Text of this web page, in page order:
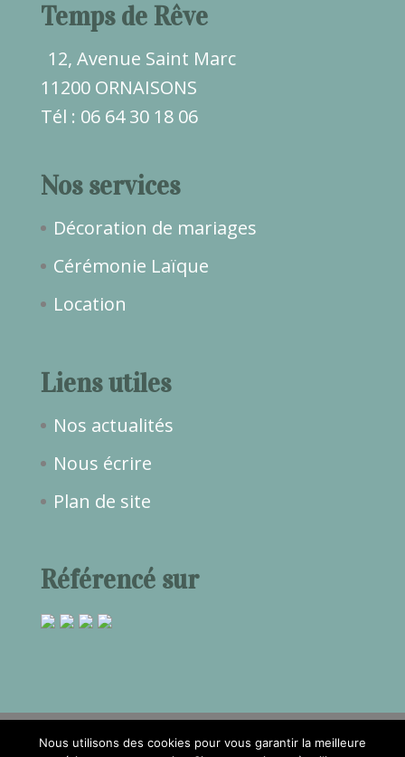
Temps de Rêve
12, Avenue Saint Marc
11200 ORNAISONS
Tél : 06 64 30 18 06
Nos services
Décoration de mariages
Cérémonie Laïque
Location
Liens utiles
Nos actualités
Nous écrire
Plan de site
Référencé sur
Nous utilisons des cookies pour vous garantir la meilleure